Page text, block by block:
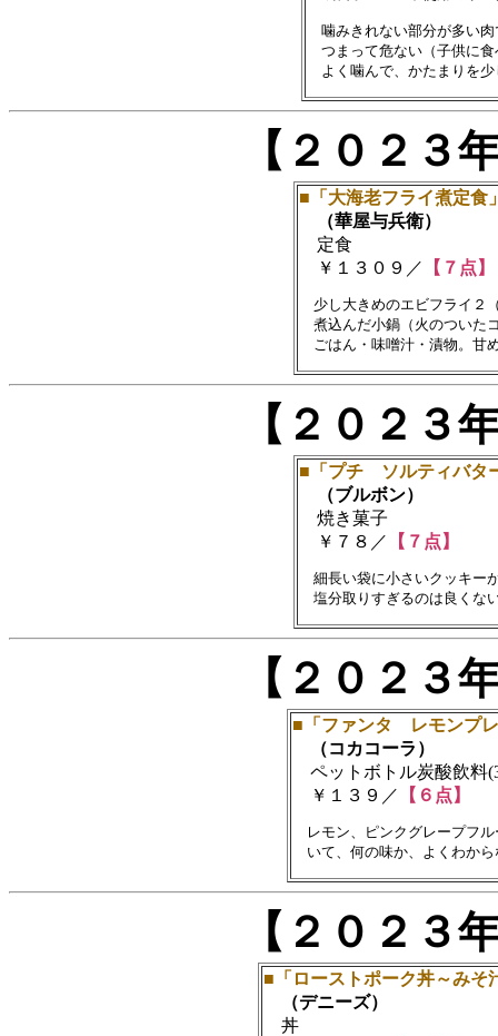
噛みきれない部分が多い肉
つまって危ない（子供に食
【２０２
■「大海老フライ煮定食
（華屋与兵衛）
定食
￥１３０９／
【７点】
少し大きめのエビフライ２
煮込んだ小鍋（火のついた
【２０２
■「プチ ソルティバタ
（ブルボン）
焼き菓子
￥７８／
【７点】
細長い袋に小さいクッキー
【２０２
■「ファンタ レモンプ
（コカコーラ）
ペットボトル炭酸飲料
￥１３９／ 【６点】
レモン、ピンクグレープフ
【２０２
■「ローストポーク丼～みそ
（デニーズ）
丼